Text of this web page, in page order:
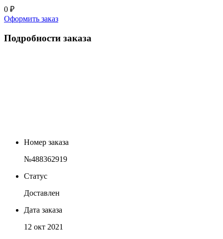
0 ₽
Оформить заказ
Подробности заказа
Номер заказа
№488362919
Статус
Доставлен
Дата заказа
12 окт 2021